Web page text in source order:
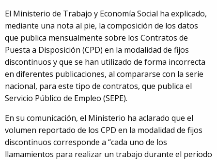
El Ministerio de Trabajo y Economía Social ha explicado,
mediante una nota al pie, la composición de los datos
que publica mensualmente sobre los Contratos de
Puesta a Disposición (CPD) en la modalidad de fijos
discontinuos y que se han utilizado de forma incorrecta
en diferentes publicaciones, al compararse con la serie
nacional, para este tipo de contratos, que publica el
Servicio Público de Empleo (SEPE).
En su comunicación, el Ministerio ha aclarado que el
volumen reportado de los CPD en la modalidad de fijos
discontinuos corresponde a “cada uno de los
llamamientos para realizar un trabajo durante el periodo